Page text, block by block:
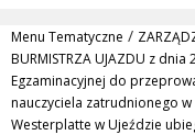
Menu Tematyczne /
BURMISTRZA UJAZDU z
Egzaminacyjnej do
nauczyciela zatrudnionego
Westerplatte w Ujeździe